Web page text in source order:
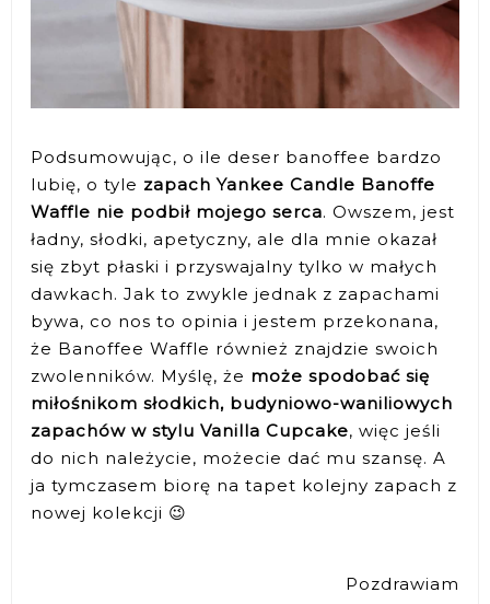
Podsumowując, o ile deser banoffee bardzo
lubię, o tyle zapach Yankee Candle Banoffe
Waffle nie podbił mojego serca. Owszem, jest
ładny, słodki, apetyczny, ale dla mnie okazał
się zbyt płaski i przyswajalny tylko w małych
dawkach. Jak to zwykle jednak z zapachami
bywa, co nos to opinia i jestem przekonana,
że Banoffee Waffle również znajdzie swoich
zwolenników. Myślę, że może spodobać się
miłośnikom słodkich, budyniowo-waniliowych
zapachów w stylu Vanilla Cupcake, więc jeśli
do nich należycie, możecie dać mu szansę. A
ja tymczasem biorę na tapet kolejny zapach z
nowej kolekcji 😉
Pozdrawiam